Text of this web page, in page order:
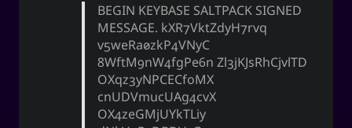
BEGIN KEYBASE SALTPACK SIGNED
MESSAGE. kXR7VktZdyH7rvq
v5weRa0zkP4VNyC
8WftM9nW4fgPe6n Zl3jKJsRhCjvlTD
OXqz3yNPCECfoMX
cnUDVmucUAg4cvX
OX4zeGMjUYkTLiy